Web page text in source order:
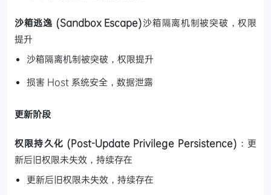
沙箱逃逸 (Sandbox Escape)沙箱隔离机制被突破，权限
提升
沙箱隔离机制被突破，权限提升
损害 Host 系统安全，数据泄露
更新阶段
权限持久化 (Post-Update Privilege Persistence) ：更
新后旧权限未失效，持续存在
更新后旧权限未失效，持续存在